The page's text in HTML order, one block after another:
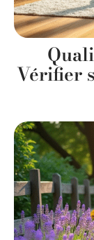
Vérifier